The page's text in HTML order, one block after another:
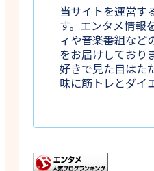
当サイトを運営す
す。エンタメ情報
ィや音楽番組など
をお届けしており
好きで見た目はた
味に筋トレとダイ